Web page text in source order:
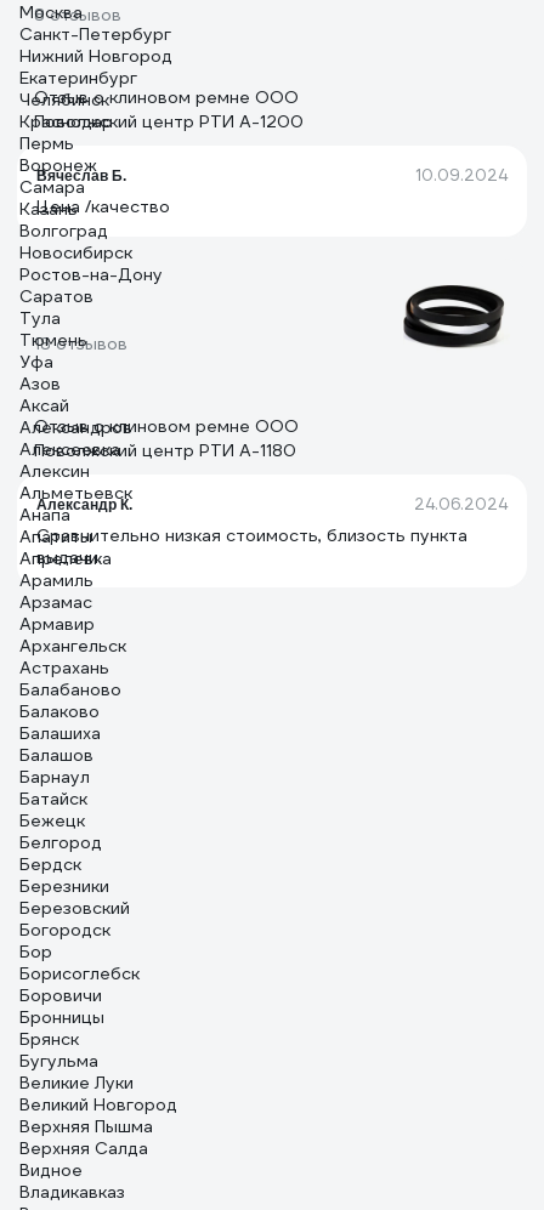
8 отзывов
Отзыв о клиновом ремне ООО
Поволжский центр РТИ А-1200
Вячеслав Б. 10.09.2024
Цена /качество
18 отзывов
Отзыв о клиновом ремне ООО
Поволжский центр РТИ А-1180
Александр К. 24.06.2024
Сравнительно низкая стоимость, близость пункта
выдачи.
Москва
Санкт-Петербург
Нижний Новгород
Екатеринбург
Челябинск
Краснодар
Пермь
Воронеж
Самара
Казань
Волгоград
Новосибирск
Ростов-на-Дону
Саратов
Тула
Тюмень
Уфа
Азов
Аксай
Александров
Алексеевка
Алексин
Альметьевск
Анапа
Апатиты
Апрелевка
Арамиль
Арзамас
Армавир
Архангельск
Астрахань
Балабаново
Балаково
Балашиха
Балашов
Барнаул
Батайск
Бежецк
Белгород
Бердск
Березники
Березовский
Богородск
Бор
Борисоглебск
Боровичи
Бронницы
Брянск
Бугульма
Великие Луки
Великий Новгород
Верхняя Пышма
Верхняя Салда
Видное
Владикавказ